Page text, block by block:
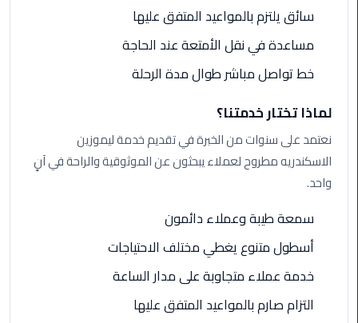
ليموزين
الاسكندريه
السويس
تاكسي
المطار
ليموزين
الاسكندريه
تاكسي
القاهرة
سائق يلتزم بالمواعيد المتفق عليها
مساعدة في نقل الأمتعة عند الحاجة
خط تواصل مباشر طوال مدة الرحلة
لماذا تختار خدمتنا؟
نعتمد على سنوات من الخبرة في تقديم خدمة ليموزين
الاسكندريه مطروح لعملاء يبحثون عن الموثوقية والراحة في آنٍ
واحد.
سمعة طيبة وعملاء دائمون
أسطول متنوع يغطي مختلف الاحتياجات
خدمة عملاء متجاوبة على مدار الساعة
التزام صارم بالمواعيد المتفق عليها